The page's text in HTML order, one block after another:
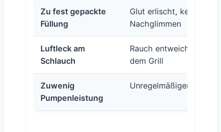
Zu fest gepackte
Füllung
Glut erlischt, kein
Nachglimmen
Luftleck am
Schlauch
Rauch entweicht vor
dem Grill
Zuwenig
Pumpenleistung
Unregelmäßiger Rauch